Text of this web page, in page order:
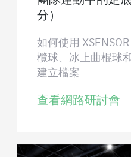
分）
如何使用
欖球、冰上曲棍球
建立檔案
查看網路研討會